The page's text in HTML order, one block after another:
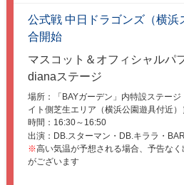
公式戦 中日ドラゴンズ（横浜
合開始
マスコット＆オフィシャルパ
dianaステージ
場所：「BAYガーデン」内特設ステージ
イト側芝生エリア（横浜公園遊具付近）
時間： 16:30～16:50
出演：DB.スターマン・DB.キララ・
※高い気温が予想される場合、予告な
がございます